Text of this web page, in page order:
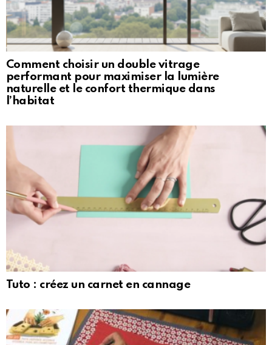
Comment choisir un double vitrage
performant pour maximiser la lumière
naturelle et le confort thermique dans
l’habitat
Tuto : créez un carnet en cannage